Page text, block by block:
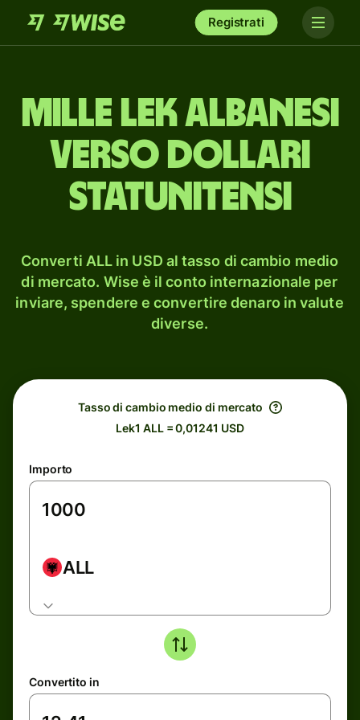
Registrati
mille lek albanesi
verso dollari
statunitensi
Converti ALL in USD al tasso di cambio medio
di mercato. Wise è il conto internazionale per
inviare, spendere e convertire denaro in valute
diverse.
Tasso di cambio medio di mercato
Lek1 ALL = 0,01241 USD
Importo
ALL
Convertito in